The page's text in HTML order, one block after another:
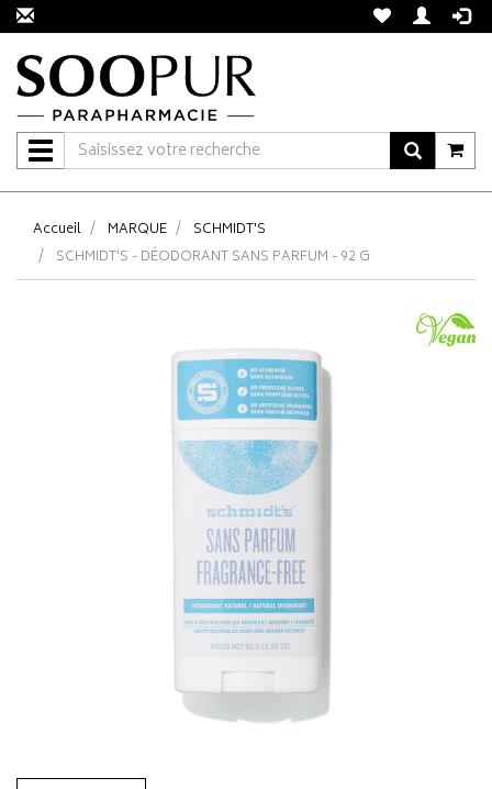
Navigation
Accueil MARQUE
SCHMIDT'S
SCHMIDT'S - DÉODORANT SANS PARFUM - 92 G